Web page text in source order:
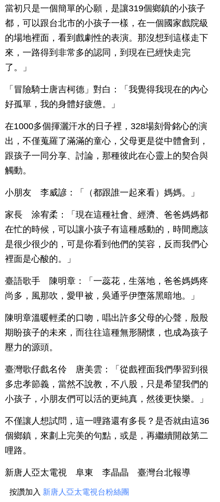
當初只是一個簡單的心願，是讓319個鄉鎮的小孩子
都，可以跟台北市的小孩子一樣，在一個國家戲院級
的場地裡面，看到戲劇性的表演。那沒想到這樣走下
來，一路得到非常多的認同，到現在已經快走完
了。」
「冒險騎士唐吉柯德」對白：「我覺得我現在的內心
好孤單，我的身體好疲憊。」
在1000多個揮灑汗水的日子裡，328場刻骨銘心的演
出，不僅蒐羅了滿滿的童心，父母更是從中體會到，
跟孩子一同分享、討論，那種彼此在心靈上的契合與
觸動。
小朋友 李威諺：「（都跟誰一起來看）媽媽。」
家長 涂宥柔：「現在這種社會、經濟、爸爸媽媽都
在忙的時候，可以讓小孩子有這種感動的，時間應該
是很少很少的，可是你看到他們的笑容，反而我們心
裡面是心酸的。」
臺語歌手 陳明章：「一蕊花，生落地，爸爸媽媽疼
尚多，風那吹，愛甲被，吳通乎伊墮落黑暗地。」
陳明章溫暖輕柔的口吻，唱出許多父母的心聲，殷殷
期盼孩子的未來，而往往這種無形關懷，也成為孩子
壓力的源頭。
臺灣歌仔戲名伶 唐美雲：「從戲裡面我們學習到很
多忠孝節義，當然不說教，不八股，只是希望我們的
小孩子，小朋友們可以活的更純真，然後更快樂。」
不僅讓人想試問，這一哩路還有多長？是否就由這36
個鄉鎮，來劃上完美的句點，或是，再繼續開啟第二
哩路。
新唐人亞太電視 阜東 李晶晶 臺灣台北報導
按讚加入 新唐人亞太電視台粉絲團